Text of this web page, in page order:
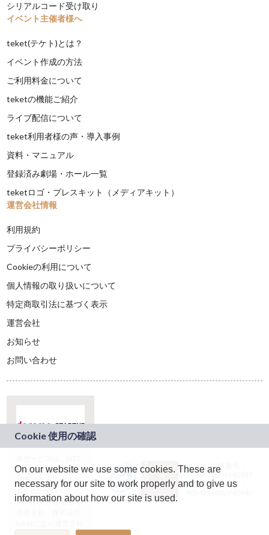
シリアルコード受け取り
イベント主催者様へ
teket(テケト)とは？
イベント作成の方法
ご利用料金について
teketの機能ご紹介
ライブ配信について
teket利用者様の声・導入事例
資料・マニュアル
登録済み劇場・ホール一覧
teketロゴ・プレスキット（メディアキット）
運営会社情報
利用規約
プライバシーポリシー
Cookieの利用について
個人情報の取り扱いについて
特定商取引法に基づく表示
運営会社
お知らせ
お問い合わせ
ドコモグループの新
規事業創出プログラ
ム「docomo
STARTUP」を通じて
JASRAC許諾番号：
9024936001Y45037
JASRAC許諾番号：
On our website we use some cookies. These are
necessary for our site to work properly and to give us
information about how our site is used.